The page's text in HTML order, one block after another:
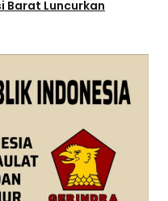
Barat Luncurkan